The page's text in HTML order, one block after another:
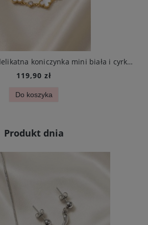
Bransoletka złota delikatna koniczynka mini biała i cyrkonie stal chirurgiczna
119,90 zł
Do koszyka
Produkt dnia